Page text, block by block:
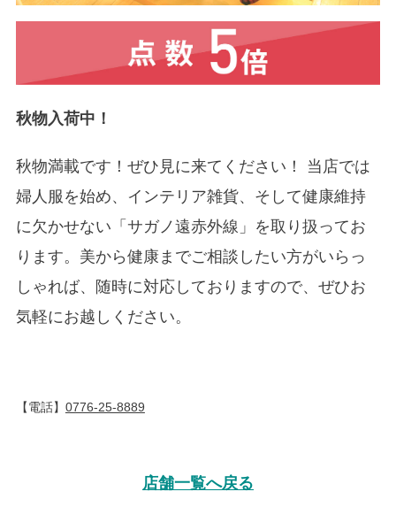
秋物入荷中！
秋物満載です！ぜひ見に来てください！ 当店では
婦人服を始め、インテリア雑貨、そして健康維持
に欠かせない「サガノ遠赤外線」を取り扱ってお
ります。美から健康までご相談したい方がいらっ
しゃれば、随時に対応しておりますので、ぜひお
気軽にお越しください。
【電話】 0776-25-8889
店舗一覧へ戻る